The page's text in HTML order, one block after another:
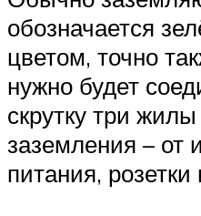
обозначается
цветом, точно
нужно будет
скрутку три
заземления – от
питания,